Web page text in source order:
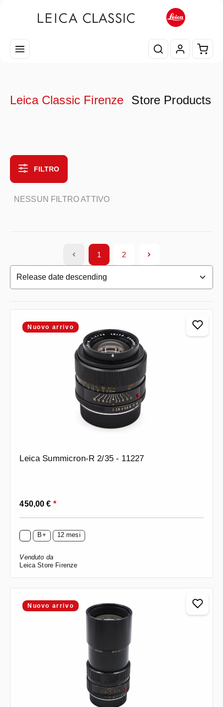
Il
Leica Classic Firenze Store Products
FILTRO
NESSUN FILTRO ATTIVO
Pagina
1
Pagina
2
Nuovo arrivo
Leica Summicron-R 2/35 - 11227
Prezzo normale:
450,00 € *
B+ 12 mesi
Venduto da
Leica Store Firenze
Nuovo arrivo